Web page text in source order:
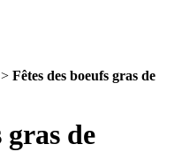
> Fêtes des boeufs gras de